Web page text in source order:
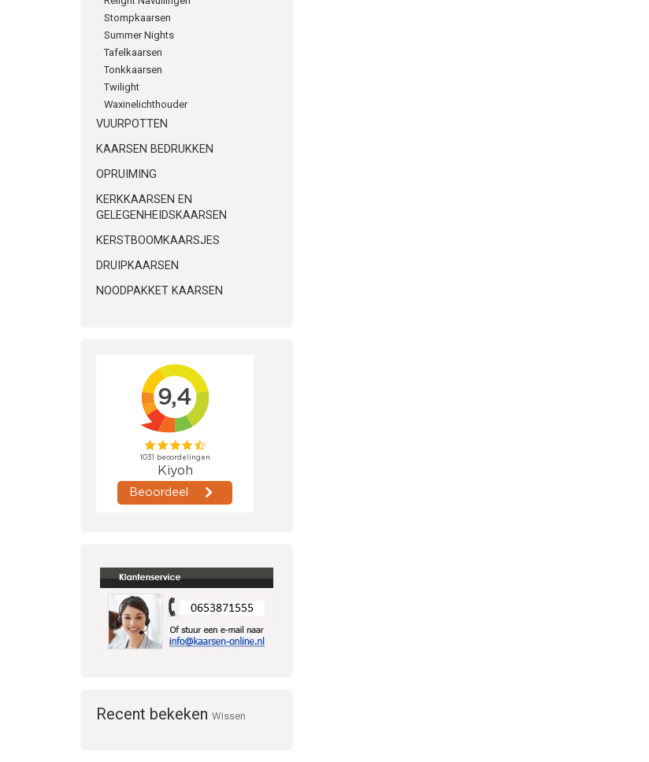
Stompkaarsen
Summer Nights
Tafelkaarsen
Tonkkaarsen
Twilight
Waxinelichthouder
VUURPOTTEN
KAARSEN BEDRUKKEN
OPRUIMING
KERKKAARSEN EN
GELEGENHEIDSKAARSEN
KERSTBOOMKAARSJES
DRUIPKAARSEN
NOODPAKKET KAARSEN
Recent bekeken Wissen